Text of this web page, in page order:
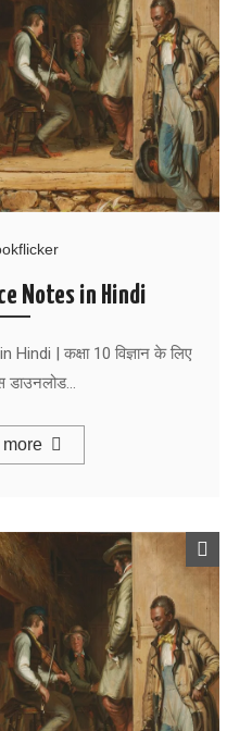
Notes in Hindi
| कक्षा 10 विज्ञान के लिए
डाउनलोड…
more